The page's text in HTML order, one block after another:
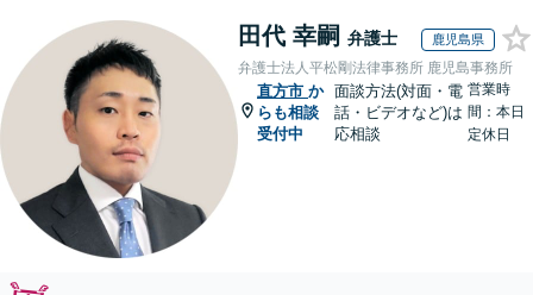
田代 幸嗣 弁護士 鹿児島県
弁護士法人平松剛法律事務所 鹿児島事務所
直方市 か
らも相談
受付中
面談方法(対面・電
話・ビデオなど)は
応相談
営業時
間：本日
定休日